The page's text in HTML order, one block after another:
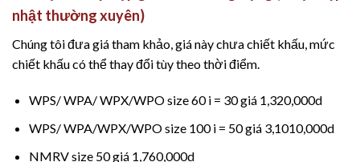
nhật thường xuyên)
Chúng tôi đưa giá tham khảo, giá này chưa chiết khấu, mức
chiết khấu có thể thay đổi tùy theo thời điểm.
WPS/ WPA/ WPX/WPO size 60 i = 30 giá 1,320,000d
WPS/ WPA/WPX/WPO size 100 i = 50 giá 3,1010,000d
NMRV size 50 giá 1,760,000d